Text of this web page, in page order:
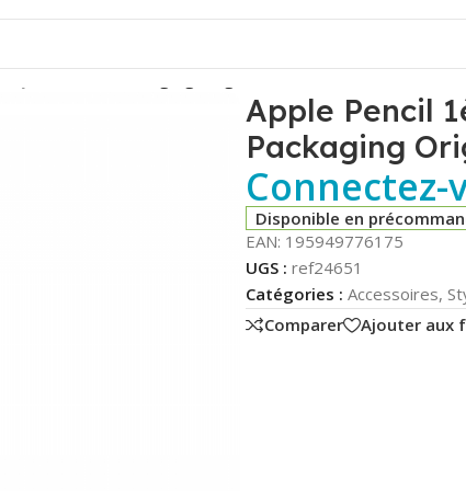
A – Packaging Original
Apple Pencil
Packaging
Disponible en
EAN: 195949776175
UGS : ref24651
Catégories : Accessoires,
Comparer
Ajouter aux